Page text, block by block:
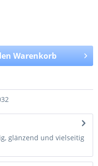
Warenkorb
glänzend und vielseitig